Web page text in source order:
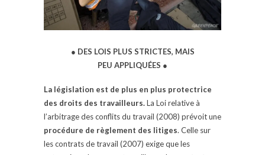
● DES LOIS PLUS STRICTES, MAIS
PEU APPLIQUÉES ●
La législation est de plus en plus protectrice
des droits des travailleurs.La Loi relative à
l’arbitrage des conflits du travail (2008) prévoit une
procédure de règlement des litiges. Celle sur
les contrats de travail (2007) exige que les